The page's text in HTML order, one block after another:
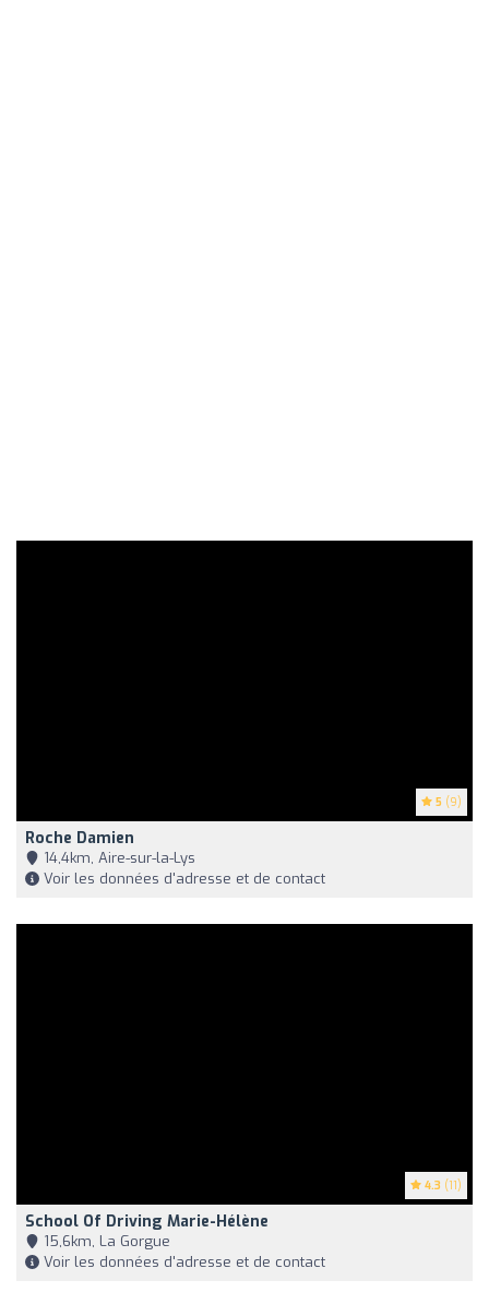
5 (9)
Roche Damien
14,4km, Aire-sur-la-Lys
Voir les données d'adresse et de contact
4.3 (11)
School Of Driving Marie-Hélène
15,6km, La Gorgue
Voir les données d'adresse et de contact